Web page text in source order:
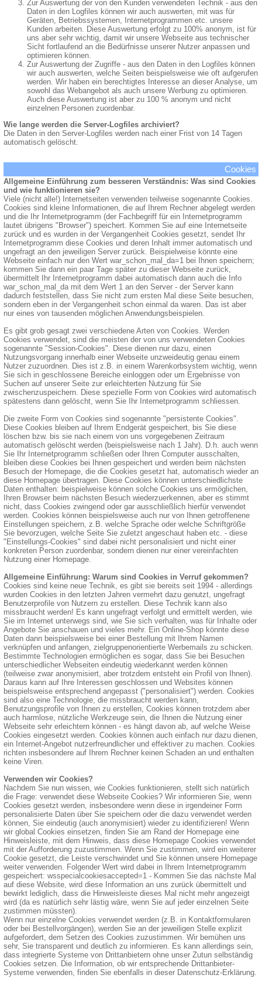
Zur Auswertung der von den Kunden verwendeten Technik - aus den
Daten in den Logfiles können wir auch auswerten, mit was für
Geräten, Betriebssystemen, Internetprogrammen etc. unsere
Kunden arbeiten. Diese Auswertung erfolgt zu 100% anonym, ist für
uns aber sehr wichtig, damit wir unsere Webseite aus technischer
Sicht fortlaufend an die Bedürfnisse unserer Nutzer anpassen und
optimieren können.
Zur Auswertung der Zugriffe - aus den Daten in den Logfiles können
wir auch auswerten, welche Seiten beispielsweise wie oft aufgerufen
werden. Wir haben ein berechtigtes Interesse an dieser Analyse, um
sowohl das Webangebot als auch unsere Werbung zu optimieren.
Auch diese Auswertung ist aber zu 100 % anonym und nicht
einzelnen Personen zuordenbar.
Wie lange werden die Server-Logfiles archiviert?
Die Daten in den Server-Logfiles werden nach einer Frist von 14 Tagen
automatisch gelöscht.
Cookies
Allgemeine Einführung zum besseren Verständnis: Was sind Cookies
und wie funktionieren sie?
Viele (nicht alle!) Internetseiten verwenden teilweise sogenannte Cookies.
Cookies sind kleine Informationen, die auf Ihrem Rechner abgelegt werden
und die Ihr Internetprogramm (der Fachbegriff für ein Internetprogramm
lautet übrigens "Browser") speichert. Kommen Sie auf eine Internetseite
zurück und es wurden in der Vergangenheit Cookies gesetzt, sendet Ihr
Internetprogramm diese Cookies und deren Inhalt immer automatisch und
ungefragt an den jeweiligen Server zurück. Beispielweise könnte eine
Webseite einfach nur den Wert war_schon_mal_da=1 bei Ihnen speichern;
kommen Sie dann ein paar Tage später zu dieser Webseite zurück,
übermittelt Ihr Internetprogramm dabei automatisch dann auch die Info
war_schon_mal_da mit dem Wert 1 an den Server - der Server kann
dadurch feststellen, dass Sie nicht zum ersten Mal diese Seite besuchen,
sondern eben in der Vergangenheit schon einmal da waren. Das ist aber
nur eines von tausenden möglichen Anwendungsbeispielen.
Es gibt grob gesagt zwei verschiedene Arten von Cookies. Werden
Cookies verwendet, sind die meisten der von uns verwendeten Cookies
sogenannte "Session-Cookies". Diese dienen nur dazu, einen
Nutzungsvorgang innerhalb einer Webseite unzweideutig genau einem
Nutzer zuzuordnen. Dies ist z.B. in einem Warenkorbsystem wichtig, wenn
Sie sich in geschlossene Bereiche einloggen oder um Ergebnisse von
Suchen auf unserer Seite zur erleichterten Nutzung für Sie
zwischenzuspeichern. Diese spezielle Form von Cookies wird automatisch
spätestens dann gelöscht, wenn Sie Ihr Internetprogramm schliessen.
Die zweite Form von Cookies sind sogenannte "persistente Cookies".
Diese Cookies bleiben auf Ihrem Endgerät gespeichert, bis Sie diese
löschen bzw. bis sie nach einem von uns vorgegebenen Zeitraum
automatisch gelöscht werden (beispielsweise nach 1 Jahr). D.h. auch wenn
Sie Ihr Internetprogramm schließen oder Ihren Computer ausschalten,
bleiben diese Cookies bei Ihnen gespeichert und werden beim nächsten
Besuch der Homepage, die die Cookies gesetzt hat, automatisch wieder an
diese Homepage übertragen. Diese Cookies können unterschiedlichste
Daten enthalten: beispielweise können solche Cookies uns ermöglichen,
Ihren Browser beim nächsten Besuch wiederzuerkennen, aber es stimmt
nicht, dass Cookies zwingend oder gar ausschließlich hierfür verwendet
werden. Cookies können beispielsweise auch nur von Ihnen getroffenene
Einstellungen speichern, z.B. welche Sprache oder welche Schriftgröße
Sie bevorzugen, welche Seite Sie zuletzt angeschaut haben etc. - diese
"Einstellungs-Cookies" sind dabei nicht personalisiert und nicht einer
konkreten Person zuordenbar, sondern dienen nur einer vereinfachten
Nutzung einer Homepage.
Allgemeine Einführung: Warum sind Cookies in Verruf gekommen?
Cookies sind keine neue Technik, es gibt sie bereits seit 1994 - allerdings
wurden Cookies in den letzten Jahren vermehrt dazu genutzt, ungefragt
Benutzerprofile von Nutzern zu erstellen. Diese Technik kann also
missbraucht werden! Es kann ungefragt verfolgt und ermittelt werden, wie
Sie im Internet unterwegs sind, wie Sie sich verhalten, was für Inhalte oder
Angebote Sie anschauen und vieles mehr. Ein Online-Shop könnte diese
Daten dann beispielsweise bei einer Bestellung mit Ihrem Namen
verknüpfen und anfangen, zielgruppenorientierte Werbemails zu schicken.
Bestimmte Technologien ermöglichen es sogar, dass Sie bei Besuchen
unterschiedlicher Webseiten eindeutig wiederkannt werden können
(teilweise zwar anonymisiert, aber trotzdem entsteht ein Profil von Ihnen).
Daraus kann auf Ihre Interessen geschlossen und Websites können
beispielsweise entsprechend angepasst ("personalisiert") werden. Cookies
sind also eine Technologie, die missbraucht werden kann,
Benutzungsprofile von Ihnen zu erstellen, Cookies können trotzdem aber
auch harmlose, nützliche Werkzeuge sein, die Ihnen die Nutzung einer
Webseite sehr erleichtern können - es hängt davon ab, auf welche Weise
Cookies eingesetzt werden. Cookies können auch einfach nur dazu dienen,
ein Internet-Angebot nutzerfreundlicher und effektiver zu machen. Cookies
richten insbesondere auf Ihrem Rechner keinen Schaden an und enthalten
keine Viren.
Verwenden wir Cookies?
Nachdem Sie nun wissen, wie Cookies funktionieren, stellt sich natürlich
die Frage: verwendet diese Webseite Cookies? Wir informieren Sie, wenn
Cookies gesetzt werden, insbesondere wenn diese in irgendeiner Form
personalisierte Daten über Sie speichern oder die dazu verwendet werden
können, Sie eindeutig (auch anonymisiert) wieder zu identifizieren! Wenn
wir global Cookies einsetzen, finden Sie am Rand der Homepage eine
Hinweisleiste, mit dem Hinweis, dass diese Homepage Cookies verwendet
mit der Aufforderung zuzustimmen. Wenn Sie zustimmen, wird ein weiterer
Cookie gesetzt, die Leiste verschwindet und Sie können unsere Homepage
weiter verwenden. Folgender Wert wird dabei in Ihrem Internetprogramm
gespeichert: wsspecialcookiesaccepted=1 - Kommen Sie das nächste Mal
auf diese Website, wird diese Information an uns zurück übermittelt und
bewirkt lediglich, dass die Hinweisleiste dieses Mal nicht mehr angezeigt
wird (da es natürlich sehr lästig wäre, wenn Sie auf jeder einzelnen Seite
zustimmen müssten).
Wenn nur einzelne Cookies verwendet werden (z.B. in Kontaktformularen
oder bei Bestellvorgängen), werden Sie an der jeweiligen Stelle explizit
aufgefordert, dem Setzen des Cookies zuzustimmen. Wir bemühen uns
sehr, Sie transparent und deutlich zu informieren. Es kann allerdings sein,
dass integrierte Systeme von Drittanbietern ohne unser Zutun selbständig
Cookies setzen. Die Information, ob wir entsprechende Drittanbieter-
Systeme verwenden, finden Sie ebenfalls in dieser Datenschutz-Erklärung.